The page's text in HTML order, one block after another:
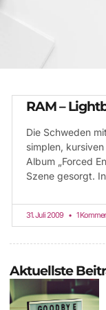
RAM –
Die Schweden
simplen,
Album „Forced
Szene gesorgt. In
31. Juli 2009 1
Aktuellste